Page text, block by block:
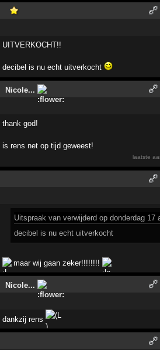
UITVERKOCHT!!
decibel is nu echt uitverkocht
Nicole...
thank god!
is rens net op tijd geweest!
laatste
Uitspraak van verwijderd op donderdag 17
decibel is nu echt uitverkocht
maar wij gaan zeker!!!!!!!!
Nicole...
dankzij rens